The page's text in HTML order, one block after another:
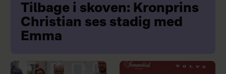
Tilbage i skoven: Kronprins
Christian ses stadig med
Emma